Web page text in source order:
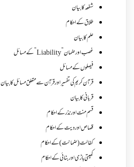
شفعہ کا بیان
طلاق کے احکام
علم کا بیان
غصب اورضمان”Liability” کے مسائل
فیصلوں کے مسائل
قرآن کریم کی تفسیر اور قرآن سے متعلق مسائل کا بیان
قربانی کا بیان
قسم منت اور نذر کے احکام
قصاص اور دیت کے احکام
کفالت (ضمانت) کے احکام
کھیتی باڑی اور بٹائی کے احکام